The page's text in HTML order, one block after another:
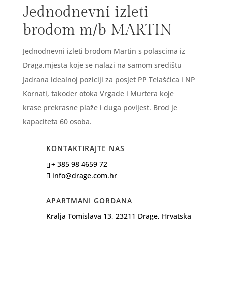
Jednodnevni izleti
brodom m/b MARTIN
Jednodnevni izleti brodom Martin s polascima iz
Draga,mjesta koje se nalazi na samom središtu
Jadrana idealnoj poziciji za posjet PP Telašćica i NP
Kornati, takoder otoka Vrgade i Murtera koje
krase prekrasne plaže i duga povijest. Brod je
kapaciteta 60 osoba.
KONTAKTIRAJTE NAS
+ 385 98 4659 72
info@drage.com.hr
APARTMANI GORDANA
Kralja Tomislava 13, 23211 Drage, Hrvatska